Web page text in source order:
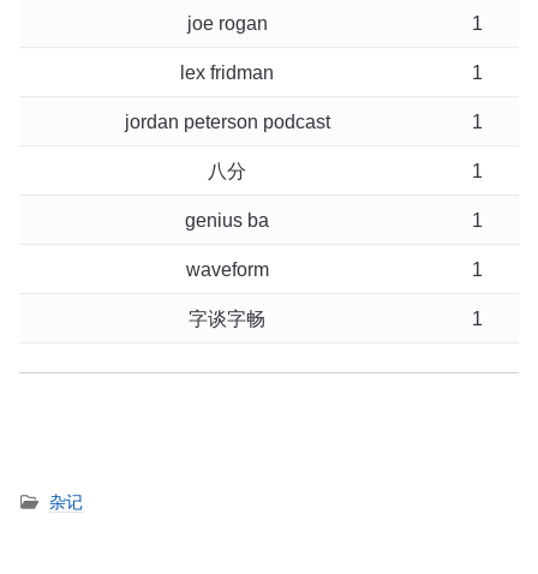
joe rogan 1
lex fridman 1
jordan peterson podcast 1
八分 1
genius ba 1
waveform 1
字谈字畅 1
杂记